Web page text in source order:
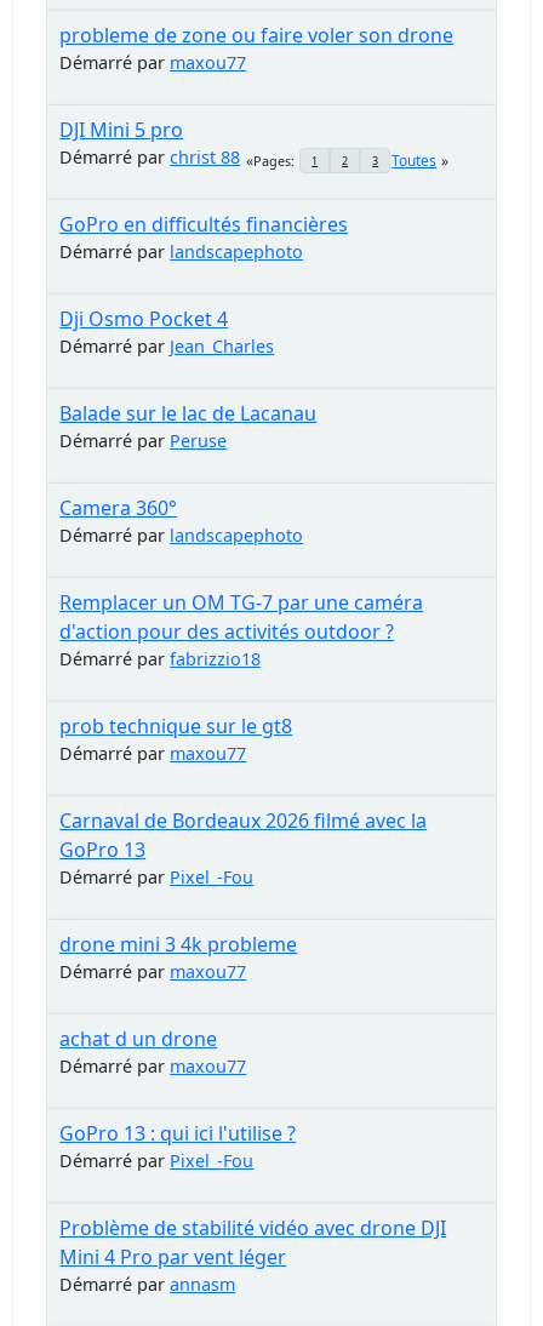
probleme de zone ou faire voler son drone
Démarré par maxou77
DJI Mini 5 pro
Démarré parchrist 88 Pages 1 2 3 Toutes
GoPro en difficultés financières
Démarré par landscapephoto
Dji Osmo Pocket 4
Démarré par Jean_Charles
Balade sur le lac de Lacanau
Démarré par Peruse
Camera 360°
Démarré par landscapephoto
Remplacer un OM TG-7 par une caméra
d'action pour des activités outdoor ?
Démarré parfabrizzio18
prob technique sur le gt8
Démarré par maxou77
Carnaval de Bordeaux 2026 filmé avec la
GoPro 13
Démarré par Pixel_-Fou
drone mini 3 4k probleme
Démarré par maxou77
achat d un drone
Démarré par maxou77
GoPro 13 : qui ici l'utilise ?
Démarré par Pixel_-Fou
Problème de stabilité vidéo avec drone DJI
Mini 4 Pro par vent léger
Démarré parannasm